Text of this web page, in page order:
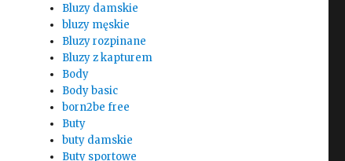
Bluzy damskie
bluzy męskie
Bluzy rozpinane
Bluzy z kapturem
Body
Body basic
born2be free
Buty
buty damskie
Buty sportowe